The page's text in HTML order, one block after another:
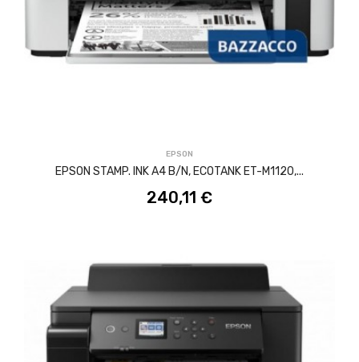
EPSON
EPSON STAMP. INK A4 B/N, ECOTANK ET-M1120,...
240,11 €